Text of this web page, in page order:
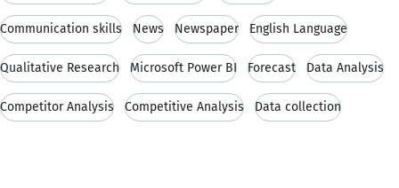
Communication skills News Newspaper English Language
Qualitative Research Microsoft Power BI Forecast Data Analysis
Competitor Analysis Competitive Analysis Data collection